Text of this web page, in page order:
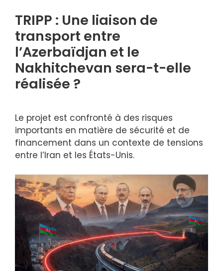
TRIPP : Une liaison de
transport entre
l’Azerbaïdjan et le
Nakhitchevan sera-t-elle
réalisée ?
Le projet est confronté à des risques
importants en matière de sécurité et de
financement dans un contexte de tensions
entre l’Iran et les États-Unis.